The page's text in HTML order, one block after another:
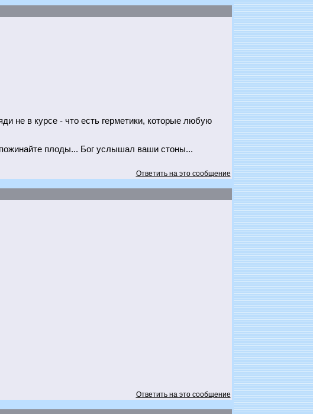
не в курсе - что есть герметики, которые любую
плоды... Бог услышал ваши стоны...
Ответить на это сообщение
Ответить на это сообщение